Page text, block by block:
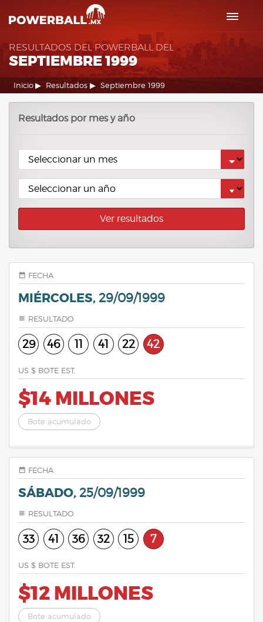
RESULTADOS DEL POWERBALL DEL
SEPTIEMBRE 1999
Inicio Resultados Septiembre 1999
Resultados por mes y año
Ver resultados
FECHA
MIÉRCOLES, 29/09/1999
RESULTADO
29 46 11 41 22 42
US $ BOTE EST.
$14 MILLONES
Bote acumulado
FECHA
SÁBADO, 25/09/1999
RESULTADO
33 41 36 32 15 7
US $ BOTE EST.
$12 MILLONES
Bote acumulado